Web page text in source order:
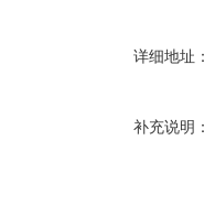
详细地址：
补充说明：